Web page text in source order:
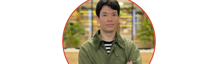
Академиялық өмір
Зерттеу және ғылым